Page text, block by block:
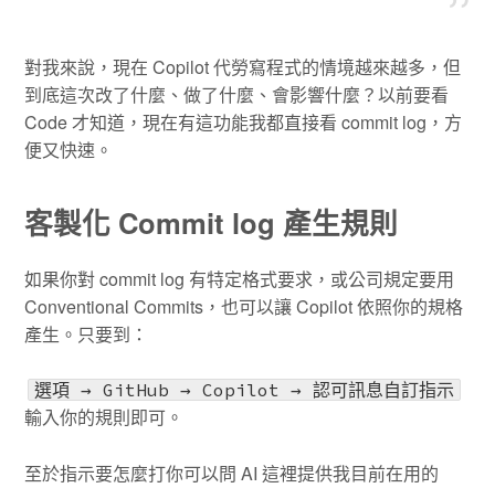
對我來說，現在 Copilot 代勞寫程式的情境越來越多，但
到底這次改了什麼、做了什麼、會影響什麼？以前要看
Code 才知道，現在有這功能我都直接看 commit log，方
便又快速。
客製化 Commit log 產生規則
如果你對 commit log 有特定格式要求，或公司規定要用
Conventional Commits，也可以讓 Copilot 依照你的規格
產生。只要到：
選項 → GitHub → Copilot → 認可訊息自訂指示
輸入你的規則即可。
至於指示要怎麼打你可以問 AI 這裡提供我目前在用的